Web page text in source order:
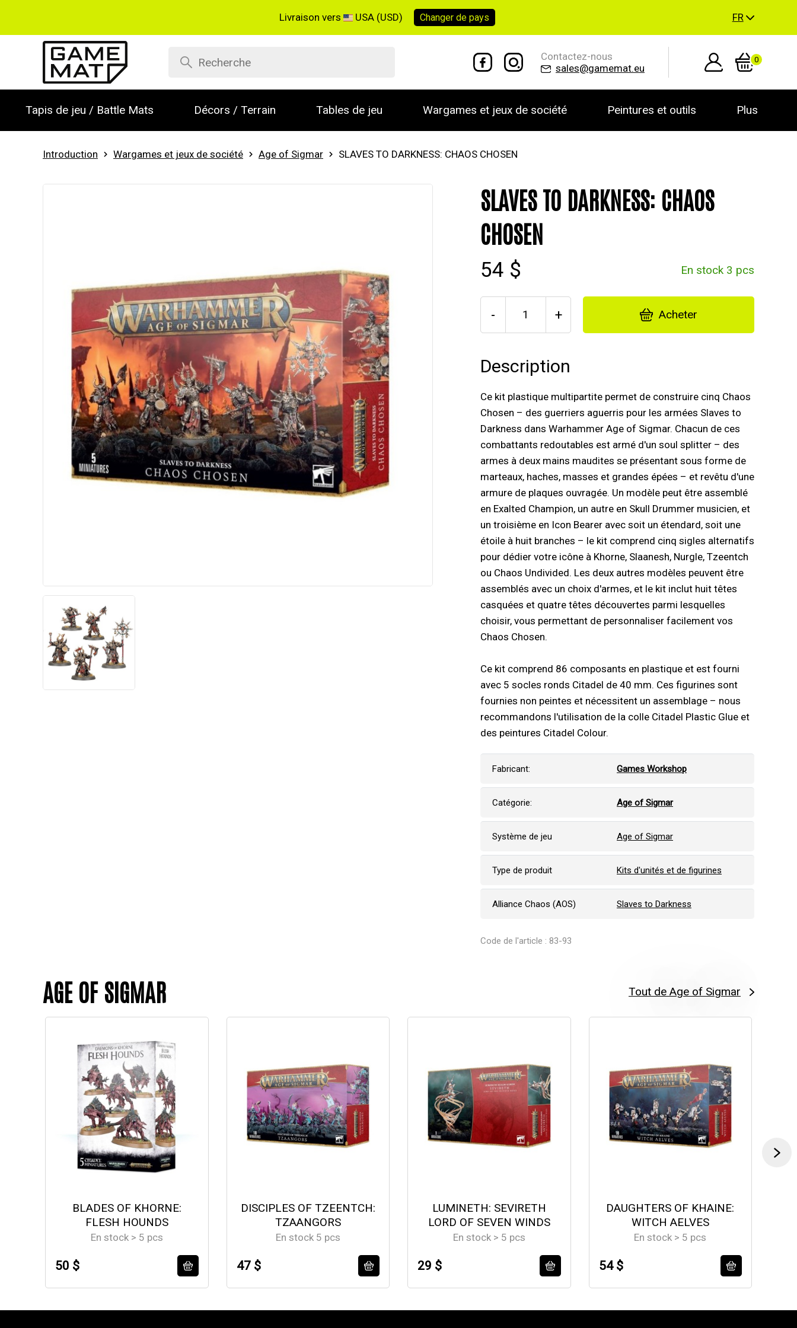
Livraison vers USA (USD) Changer depays FR
Contactez-nous
sales@gamemat.eu
0
Tapis de jeu / Battle Mats Décors / Terrain Tables de jeu Wargames et jeux de société Peintures et outils Plus
Introduction Wargames et jeux de société Age of Sigmar SLAVES TO DARKNESS: CHAOS CHOSEN
SLAVES TO DARKNESS: CHAOS
CHOSEN
54 $ En stock 3 pcs
- + Acheter
Description
Ce kit plastique multipartite permet de construire cinq Chaos
Chosen – des guerriers aguerris pour les armées Slaves to
Darkness dans Warhammer Age of Sigmar. Chacun de ces
combattants redoutables est armé d'un soul splitter – des
armes à deux mains maudites se présentant sous forme de
marteaux, haches, masses et grandes épées – et revêtu d'une
armure de plaques ouvragée. Un modèle peut être assemblé
en Exalted Champion, un autre en Skull Drummer musicien, et
un troisième en Icon Bearer avec soit un étendard, soit une
étoile à huit branches – le kit comprend cinq sigles alternatifs
pour dédier votre icône à Khorne, Slaanesh, Nurgle, Tzeentch
ou Chaos Undivided. Les deux autres modèles peuvent être
assemblés avec un choix d'armes, et le kit inclut huit têtes
casquées et quatre têtes découvertes parmi lesquelles
choisir, vous permettant de personnaliser facilement vos
Chaos Chosen.
Ce kit comprend 86 composants en plastique et est fourni
avec 5 socles ronds Citadel de 40 mm. Ces figurines sont
fournies non peintes et nécessitent un assemblage – nous
recommandons l'utilisation de la colle Citadel Plastic Glue et
des peintures Citadel Colour.
Fabricant: Games Workshop
Catégorie: Age of Sigmar
Système de jeu Age of Sigmar
Type de produit Kits d'unités et de figurines
Alliance Chaos (AOS) Slaves to Darkness
Code de l'article : 83-93
AGE OF SIGMAR Tout de Age of Sigmar
BLADES OF KHORNE:
FLESH HOUNDS
En stock > 5 pcs
50 $
DISCIPLES OF TZEENTCH:
TZAANGORS
En stock 5 pcs
47 $
LUMINETH: SEVIRETH
LORD OF SEVEN WINDS
En stock > 5 pcs
29 $
DAUGHTERS OF KHAINE:
WITCH AELVES
En stock > 5 pcs
54 $